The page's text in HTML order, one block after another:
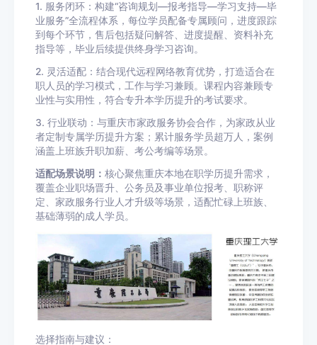
1. 服务闭环：构建“咨询规划—报考指导—学习支持—毕
业服务”全流程体系，每位学员配备专属顾问，进度跟踪
到每个环节，售后包括疑问解答、进度提醒、资料补充
指导等，毕业后续提供终身学习咨询。
2. 灵活适配：结合现代远程网络教育优势，打造适合在
职人员的学习模式，工作与学习兼顾。课程内容兼顾专
业性与实用性，符合专升本学历提升的考试要求。
3. 行业联动：与重庆市家政服务协会合作，为家政从业
者定制专属学历提升方案；累计服务学员超万人，案例
涵盖上班族升职加薪、考公考编等场景。
适配场景说明： 核心聚焦重庆本地在职学历提升需求，
覆盖企业职场晋升、公务员及事业单位报考、职称评
定、家政服务行业人才升级等场景，适配忙碌上班族、
基础薄弱的成人学员。
选择指南与建议：